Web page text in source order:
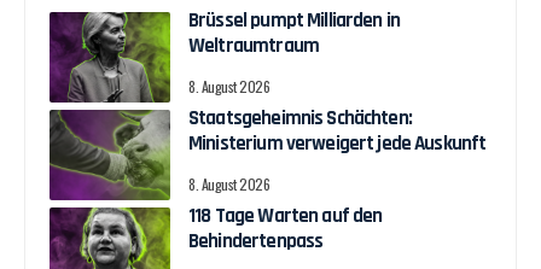
Brüssel pumpt Milliarden in
Weltraumtraum
8. August 2026
Staatsgeheimnis Schächten:
Ministerium verweigert jede Auskunft
8. August 2026
118 Tage Warten auf den
Behindertenpass